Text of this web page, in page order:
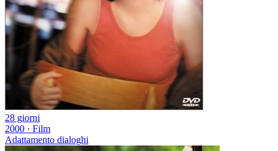
28 giorni
2000 · Film
Adattamento dialoghi